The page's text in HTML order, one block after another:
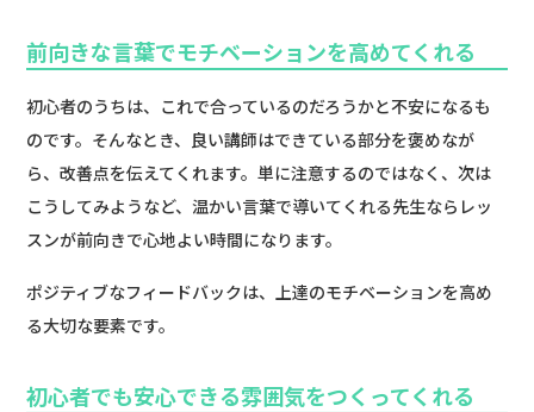
前向きな言葉でモチベーションを高めてくれる
初心者のうちは、これで合っているのだろうかと不安になるも
のです。そんなとき、良い講師はできている部分を褒めなが
ら、改善点を伝えてくれます。単に注意するのではなく、次は
こうしてみようなど、温かい言葉で導いてくれる先生ならレッ
スンが前向きで心地よい時間になります。
ポジティブなフィードバックは、上達のモチベーションを高め
る大切な要素です。
初心者でも安心できる雰囲気をつくってくれる